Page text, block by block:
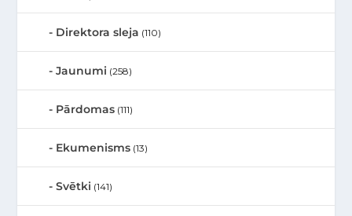
Direktora sleja (110)
Jaunumi (258)
Pārdomas (111)
Ekumenisms (13)
Svētki (141)